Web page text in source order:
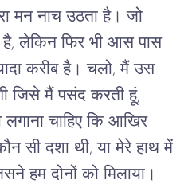
मन नाच उठता है। जो
है, लेकिन फिर भी आस पास
करीब है। चलो, मैं उस
जिसे मैं पसंद करती हूं,
चाहिए कि आखिर
सी दशा थी, या मेरे हाथ में
हम दोनों को मिलाया।